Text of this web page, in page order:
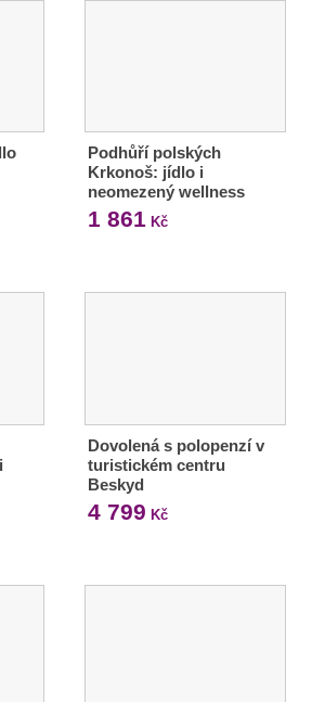
Podhůří polských
Krkonoš: jídlo i
neomezený wellness
1 861 Kč
Dovolená s polopenzí v
turistickém centru
Beskyd
4 799 Kč